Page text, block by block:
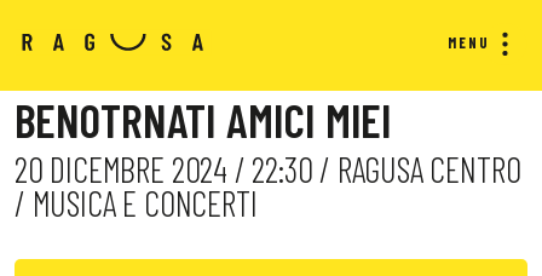
MENU
BENOTRNATI AMICI MIEI
20 DICEMBRE 2024 / 22:30 / RAGUSA CENTRO
/ MUSICA E CONCERTI